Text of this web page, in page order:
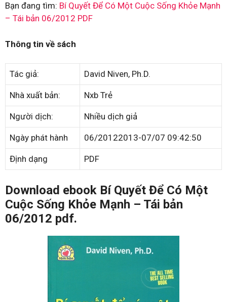
Bạn đang tìm: Bí Quyết Để Có Một Cuộc Sống Khỏe Mạnh
– Tái bản 06/2012 PDF
Thông tin về sách
Tác giả: David Niven, Ph.D.
Nhà xuất bản: Nxb Trẻ
Người dịch: Nhiều dịch giả
Ngày phát hành 06/20122013-07/07 09:42:50
Định dạng PDF
Download ebook Bí Quyết Để Có Một
Cuộc Sống Khỏe Mạnh – Tái bản
06/2012 pdf.